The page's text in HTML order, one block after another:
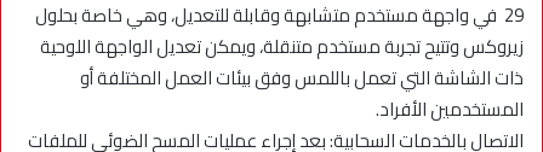
29 في واجهة مستخدم متشابهة وقابلة للتعديل، وهي خاصة بحلول
زيروكس وتتيح تجربة مستخدم متنقلة، ويمكن تعديل الواجهة اللوحية
ذات الشاشة التي تعمل باللمس وفق بيئات العمل المختلفة أو
المستخدمين الأفراد.
الاتصال بالخدمات السحابية: بعد إجراء عمليات المسح الضوئي للملفات